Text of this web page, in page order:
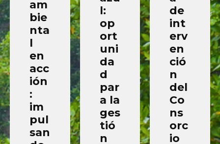
am
bie
nta
l
en
acc
ión
:
im
pul
san
l:
op
ort
uni
da
d
par
a la
ges
tió
n
de
int
erv
en
ció
n
del
Co
ns
orc
io